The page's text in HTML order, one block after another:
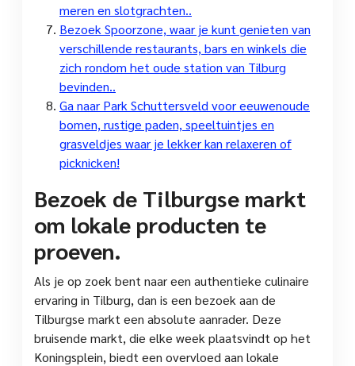
meren en slotgrachten..
Bezoek Spoorzone, waar je kunt genieten van
verschillende restaurants, bars en winkels die
zich rondom het oude station van Tilburg
bevinden..
Ga naar Park Schuttersveld voor eeuwenoude
bomen, rustige paden, speeltuintjes en
grasveldjes waar je lekker kan relaxeren of
picknicken!
Bezoek de Tilburgse markt
om lokale producten te
proeven.
Als je op zoek bent naar een authentieke culinaire
ervaring in Tilburg, dan is een bezoek aan de
Tilburgse markt een absolute aanrader. Deze
bruisende markt, die elke week plaatsvindt op het
Koningsplein, biedt een overvloed aan lokale